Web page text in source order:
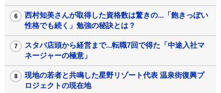
西村知美さんが取得した資格数は驚きの...「飽きっぽい
性格でも続く」勉強の秘訣とは？
スタバ店頭から経営まで...転職7回で得た「中途入社マ
ネージャーの極意」
現地の若者と共鳴した星野リゾート代表 温泉街復興プ
ロジェクトの現在地